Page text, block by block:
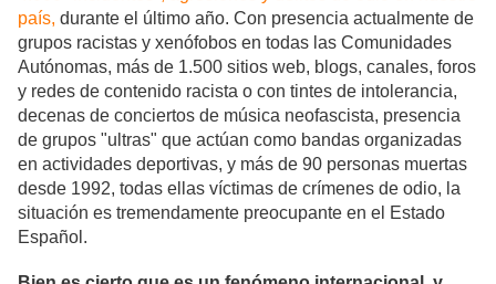
país, durante el último año. Con presencia actualmente de
grupos racistas y xenófobos en todas las Comunidades
Autónomas, más de 1.500 sitios web, blogs, canales, foros
y redes de contenido racista o con tintes de intolerancia,
decenas de conciertos de música neofascista, presencia
de grupos "ultras" que actúan como bandas organizadas
en actividades deportivas, y más de 90 personas muertas
desde 1992, todas ellas víctimas de crímenes de odio, la
situación es tremendamente preocupante en el Estado
Español.